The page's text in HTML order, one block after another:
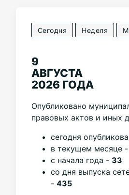
Сегодня Неделя
9
АВГУСТА
2026 ГОДА
Опубликовано
правовых актов и иных
cегодня
в текущем месяце -
с начала года - 33
со дня выпуска
- 435